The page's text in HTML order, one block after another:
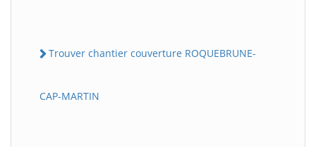
Trouver chantier couverture ROQUEBRUNE-
CAP-MARTIN